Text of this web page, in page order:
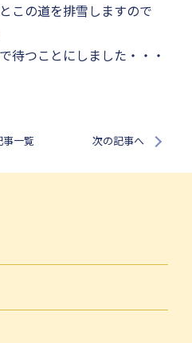
この道を排雪しますので
待つことにしました・・・
事一覧 次の記事へ